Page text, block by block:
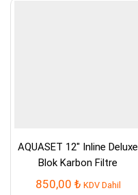
AQUASET 12″ Inline Deluxe
Blok Karbon Filtre
850,00 ₺ KDV Dahil